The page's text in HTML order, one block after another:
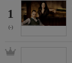
1
(-)